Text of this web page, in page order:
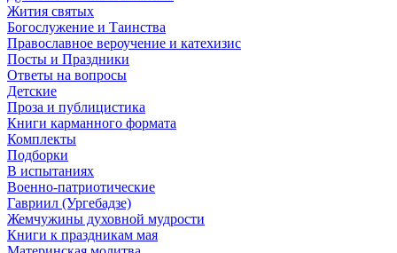
Жития святых
Богослужение и Таинства
Православное вероучение и катехизис
Посты и Праздники
Ответы на вопросы
Детские
Проза и публицистика
Книги карманного формата
Комплекты
Подборки
В испытаниях
Военно-патриотические
Гавриил (Ургебадзе)
Жемчужины духовной мудрости
Книги к праздникам мая